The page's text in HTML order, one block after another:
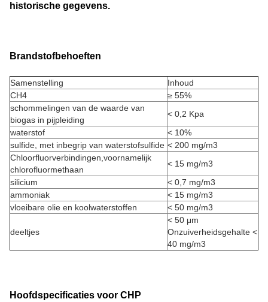
historische gegevens.
Brandstofbehoeften
Samenstelling
Inhoud
CH4
≥ 55%
schommelingen van de waarde van
biogas in pijpleiding
< 0,2 Kpa
waterstof
< 10%
sulfide, met inbegrip van waterstofsulfide < 200 mg/m3
Chloorfluorverbindingen,voornamelijk
chlorofluormethaan
< 15 mg/m3
silicium
< 0,7 mg/m3
ammoniak
< 15 mg/m3
vloeibare olie en koolwaterstoffen
< 50 mg/m3
deeltjes
< 50 μm
Onzuiverheidsgehalte <
40 mg/m3
Hoofdspecificaties voor CHP